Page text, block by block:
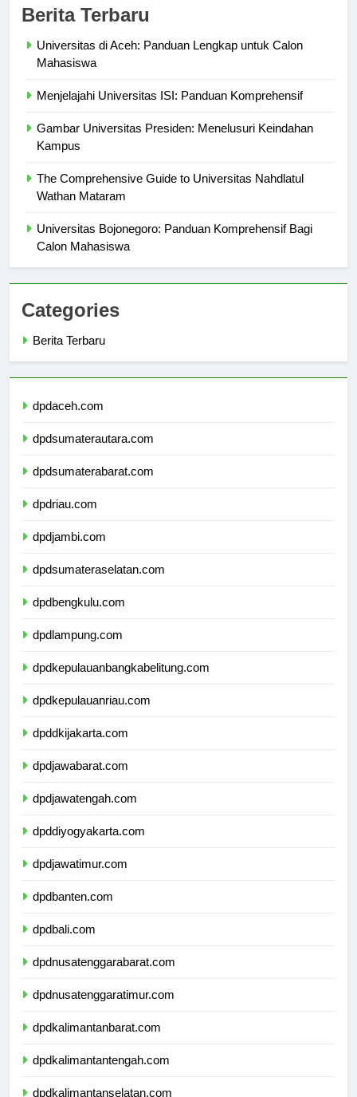
Universitas di Aceh: Panduan Lengkap untuk Calon
Gambar Universitas Presiden: Menelusuri Keindahan
The Comprehensive Guide to Universitas Nahdlatul
Universitas Bojonegoro: Panduan Komprehensif Bagi
Categories